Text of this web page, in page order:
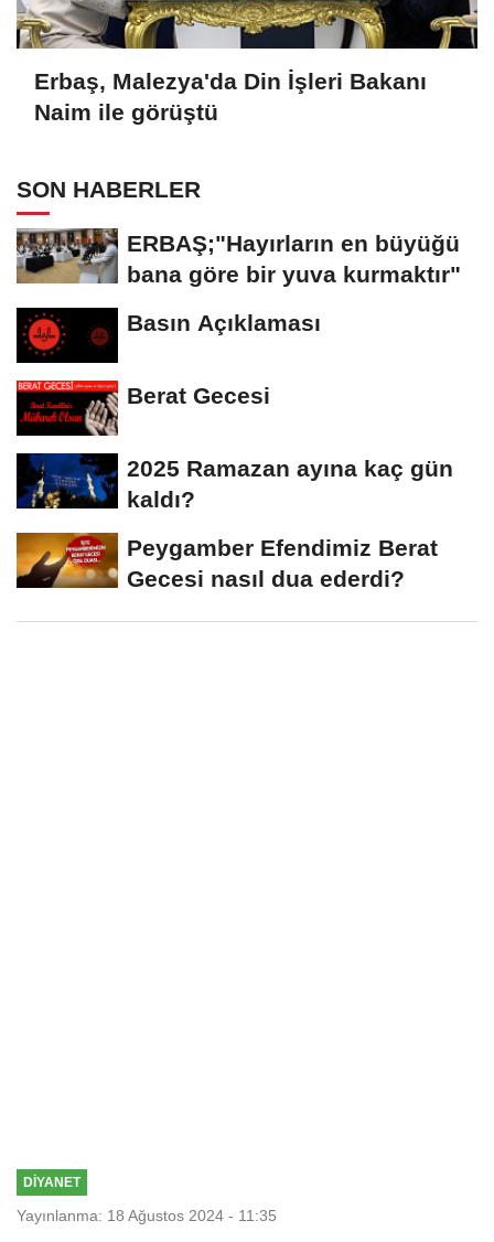
Erbaş, Malezya'da Din İşleri Bakanı
Naim ile görüştü
SON HABERLER
ERBAŞ;"Hayırların en büyüğü
bana göre bir yuva kurmaktır"
Basın Açıklaması
Berat Gecesi
2025 Ramazan ayına kaç gün
kaldı?
Peygamber Efendimiz Berat
Gecesi nasıl dua ederdi?
DİYANET
Yayınlanma: 18 Ağustos 2024 - 11:35